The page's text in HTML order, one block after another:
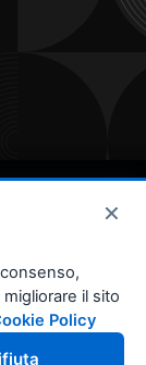
reserved
×
il sito
Policy